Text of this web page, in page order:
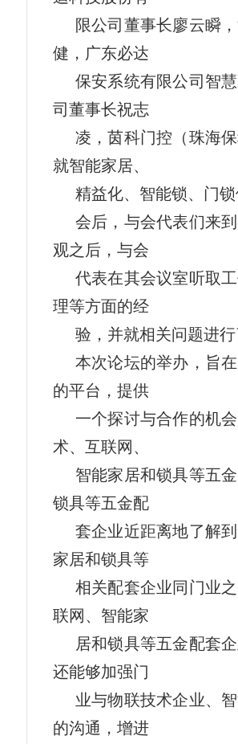
限公司董事长廖云瞬
健，广东必达
保安系统有限公司智
司董事长祝志
凌，茵科门控（珠海
就智能家居、
精益化、智能锁、门
会后，与会代表们来
观之后，与会
代表在其会议室听取
理等方面的经
验，并就相关问题进行
本次论坛的举办，旨
的平台，提供
一个探讨与合作的机
术、互联网、
智能家居和锁具等五
锁具等五金配
套企业近距离地了解
家居和锁具等
相关配套企业同门业
联网、智能家
居和锁具等五金配套
还能够加强门
业与物联技术企业、
的沟通，增进